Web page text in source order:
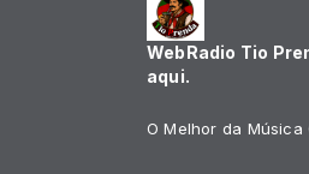
WebRadio Tio
aqui.
O Melhor da